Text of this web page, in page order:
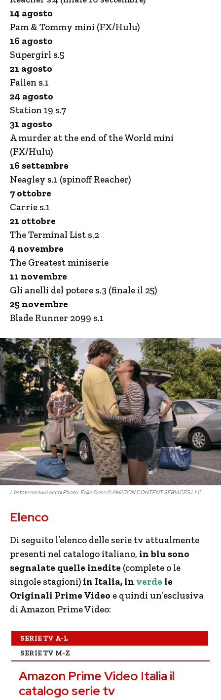
14 agosto
Pam & Tommy mini (FX/Hulu)
16 agosto
Supergirl s.5
21 agosto
Fallen s.1
24 agosto
Station 19 s.7
31 agosto
A murder at the end of the World mini
(FX/Hulu)
16 settembre
Neagley s.1 (spinoff Reacher)
7 ottobre
Carrie s.1
21 ottobre
The Terminal List s.2
4 novembre
The Greatest miniserie
11 novembre
Gli anelli del potere s.3 (finale il 25)
25 novembre
Blade Runner 2099 s.1
L’estate nei tuoi occhi Photo: Erika Doss © AMAZON CONTENT SERVICES LLC
Elenco
Di seguito l’elenco delle serie tv attualmente
presenti nel catalogo italiano, in blu sono
segnalate quelle inedite (complete o le
singole stagioni) in Italia, in verde le
Originali Prime Video e quindi un’esclusiva
di Amazon Prime Video:
SERIE TV A-L
SERIE TV M-Z
Amazon Prime Video Italia il
catalogo serie tv